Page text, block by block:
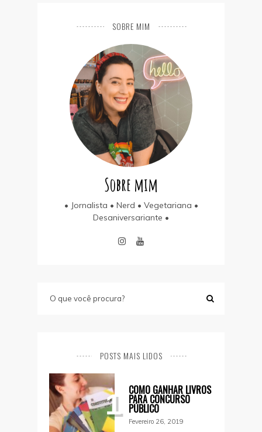
SOBRE MIM
Sobre mim
• Jornalista • Nerd • Vegetariana •
Desaniversariante •
POSTS MAIS LIDOS
1 COMO GANHAR LIVROS
PARA CONCURSO
PÚBLICO
Fevereiro 26, 2019